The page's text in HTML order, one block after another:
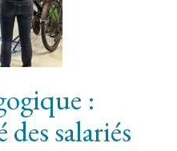
:
salariés